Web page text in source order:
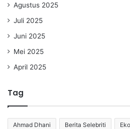
Agustus 2025
Juli 2025
Juni 2025
Mei 2025
April 2025
Tag
Ahmad Dhani Berita Selebriti